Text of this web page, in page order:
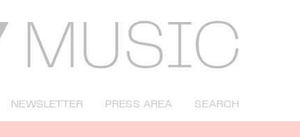
NEWSLETTER PRESS AREA SEARCH